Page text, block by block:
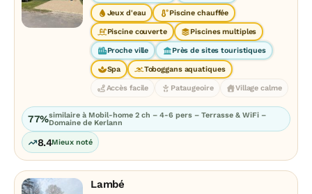
Jeux d'eau Piscine chauffée
Piscine couverte Piscines multiples
Proche ville Près de sites touristiques
Spa Toboggans aquatiques
Accès facile Pataugeoire Village calme
77%similaire à Mobil-home 2 ch – 4-6 pers – Terrasse & WiFi –
Domaine de Kerlann
8.4Mieux noté
Lambé